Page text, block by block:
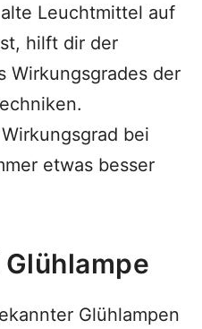
Leuchtmittel auf
hilft dir der
Wirkungsgrades der
bei
etwas besser
Glühlampen